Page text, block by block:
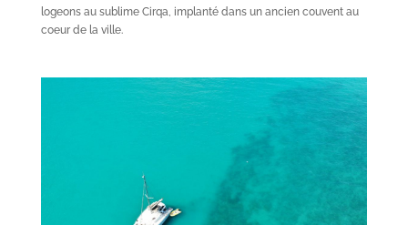
logeons au sublime Cirqa, implanté dans un ancien couvent au
coeur de la ville.